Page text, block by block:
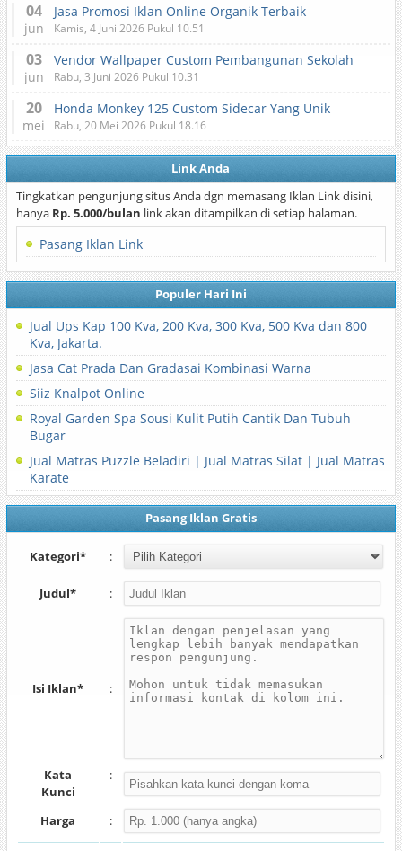
04
jun
Jasa Promosi Iklan Online Organik Terbaik
Kamis, 4 Juni 2026 Pukul 10.51
03
jun
Vendor Wallpaper Custom Pembangunan Sekolah
Rabu, 3 Juni 2026 Pukul 10.31
20
mei
Honda Monkey 125 Custom Sidecar Yang Unik
Rabu, 20 Mei 2026 Pukul 18.16
Link Anda
Tingkatkan pengunjung situs Anda dgn memasang Iklan Link disini,
hanya Rp. 5.000/bulan link akan ditampilkan di setiap halaman.
Pasang Iklan Link
Populer Hari Ini
Jual Ups Kap 100 Kva, 200 Kva, 300 Kva, 500 Kva dan 800
Kva, Jakarta.
Jasa Cat Prada Dan Gradasai Kombinasi Warna
Siiz Knalpot Online
Royal Garden Spa Sousi Kulit Putih Cantik Dan Tubuh
Bugar
Jual Matras Puzzle Beladiri | Jual Matras Silat | Jual Matras
Karate
Pasang Iklan Gratis
Kategori* :
Judul* :
Isi Iklan* :
Kata
Kunci
:
Harga :